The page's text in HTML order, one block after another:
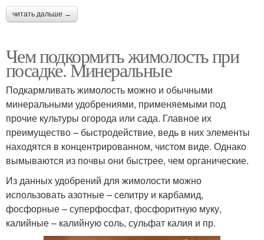
читать дальше →
Чем подкормить жимолость при
посадке. Минеральные
Подкармливать жимолость можно и обычными
минеральными удобрениями, применяемыми под
прочие культуры огорода или сада. Главное их
преимущество – быстродействие, ведь в них элементы
находятся в концентрированном, чистом виде. Однако
вымываются из почвы они быстрее, чем органические.
Из данных удобрений для жимолости можно
использовать азотные – селитру и карбамид,
фосфорные – суперфосфат, фосфоритную муку,
калийные – калийную соль, сульфат калия и пр.